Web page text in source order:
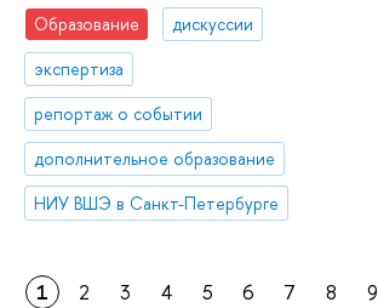
Образование
дискуссии
экспертиза
репортаж о событии
дополнительное образование
НИУ ВШЭ в Санкт-Петербурге
1 2 3 4 5 6 7 8 9